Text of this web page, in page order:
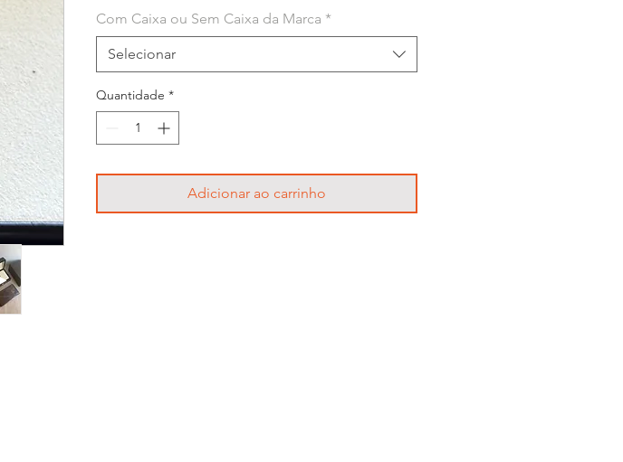
Com Caixa ou Sem Caixa da Marca *
Selecionar
Quantidade *
Adicionar ao carrinho